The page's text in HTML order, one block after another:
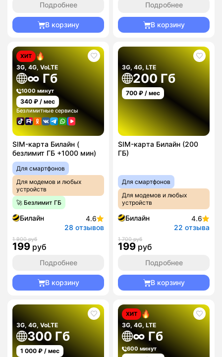
Подробнее
В корзину
Подробнее
В корзину
ХИТ
3G, 4G, VoLTE
∞ Гб
1000 минут
340 ₽ / мес
Безлимитные сервисы
SIM-карта Билайн (
безлимит ГБ +1000 мин)
Для смартфонов
Для модемов и любых
устройств
🚀 Безлимит ГБ
Билайн
4.6
28 отзывов
1 900 руб
199 руб
Подробнее
В корзину
3G, 4G, LTE
200 Гб
700 ₽ / мес
SIM-карта Билайн (200
ГБ)
Для смартфонов
Для модемов и любых
устройств
Билайн
4.6
22 отзыва
1 700 руб
199 руб
Подробнее
В корзину
3G, 4G, VoLTE
300 Гб
1 000 ₽ / мес
ХИТ
3G, 4G, LTE
∞ Гб
600 минут